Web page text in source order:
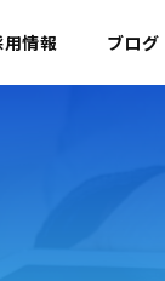
用情報 ブログ